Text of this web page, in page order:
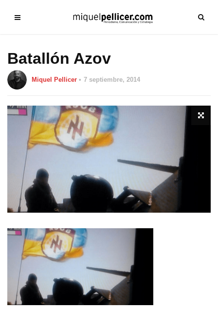
Batallón Azov
Miquel Pellicer 7 septiembre, 2014